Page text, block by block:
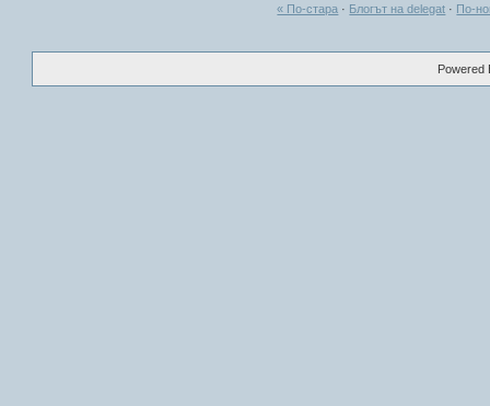
« По-стара · Блогът на delegat · По-
Powered